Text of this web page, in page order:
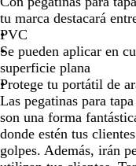
por
la
imagen
por
imagen
a
n
c
o
l
i
s
o
tu marca destacará
PVC
Se pueden aplicar en
superficie plana
Protege tu portátil de
Las pegatinas para
son una forma
donde estén tus
golpes. Además, irán